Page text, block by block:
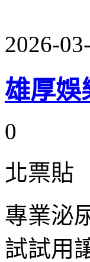
2026-
雄厚娛
0
北票貼
專業泌
試試用